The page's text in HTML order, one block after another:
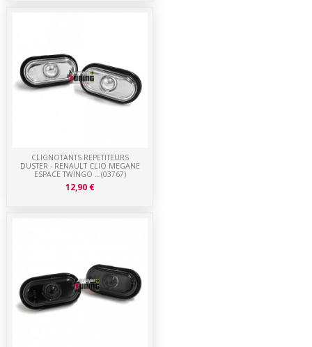
CLIGNOTANTS REPETITEURS
DUSTER - RENAULT CLIO MEGANE
ESPACE TWINGO ...(03767)
12,90 €